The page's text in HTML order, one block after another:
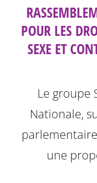
POUR LES
SEXE ET
Le groupe
Nationale,
une